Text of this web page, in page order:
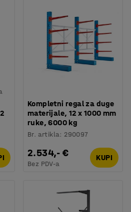
Kompletni regal za duge
materijale, 12 x 1000 mm
ruke, 6000 kg
Br. artikla: 290097
2.534,- €
Bez PDV-a
KUPI